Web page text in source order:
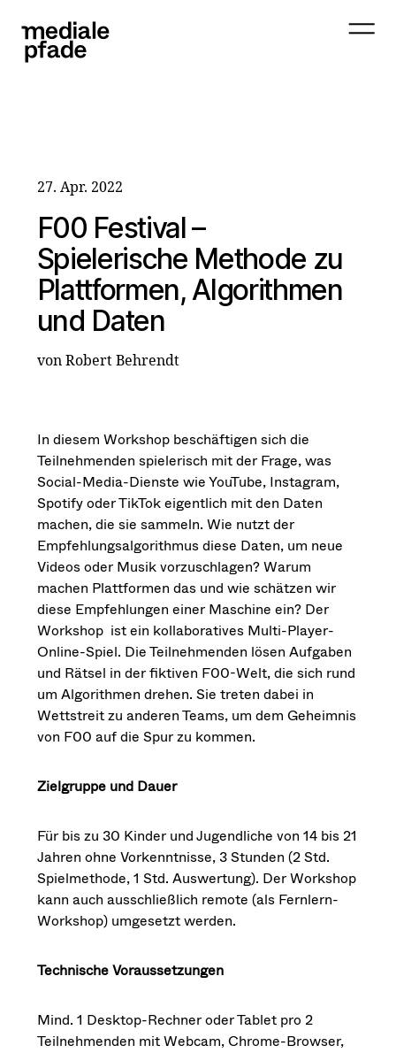
27. Apr. 2022
F00 Festival –
Spielerische Methode zu
Plattformen, Algorithmen
und Daten
von Robert Behrendt
In diesem Workshop beschäftigen sich die
Teilnehmenden spielerisch mit der Frage, was
Social-Media-Dienste wie YouTube, Instagram,
Spotify oder TikTok eigentlich mit den Daten
machen, die sie sammeln. Wie nutzt der
Empfehlungsalgorithmus diese Daten, um neue
Videos oder Musik vorzuschlagen? Warum
machen Plattformen das und wie schätzen wir
diese Empfehlungen einer Maschine ein? Der
Workshop ist ein kollaboratives Multi-Player-
Online-Spiel. Die Teilnehmenden lösen Aufgaben
und Rätsel in der fiktiven F00-Welt, die sich rund
um Algorithmen drehen. Sie treten dabei in
Wettstreit zu anderen Teams, um dem Geheimnis
von F00 auf die Spur zu kommen.
Zielgruppe und Dauer
Für bis zu 30 Kinder und Jugendliche von 14 bis 21
Jahren ohne Vorkenntnisse, 3 Stunden (2 Std.
Spielmethode, 1 Std. Auswertung). Der Workshop
kann auch ausschließlich remote (als Fernlern-
Workshop) umgesetzt werden.
Technische Voraussetzungen
Mind. 1 Desktop-Rechner oder Tablet pro 2
Teilnehmenden mit Webcam, Chrome-Browser,